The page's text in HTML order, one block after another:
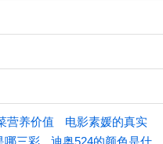
营养价值
电影素媛的真实
哪三彩 迪奥524的颜色是什